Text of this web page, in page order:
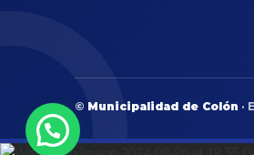
© Municipalidad de Colón ·